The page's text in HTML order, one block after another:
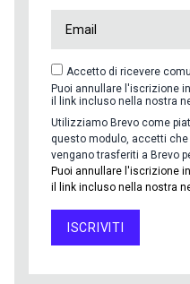
Accetto di ricevere
Puoi annullare l'iscrizione
il link incluso nella nostra
Utilizziamo Brevo come
questo modulo, accetti
vengano trasferiti a Brevo
Puoi annullare l'iscrizione
il link incluso nella nostra
ISCRIVITI